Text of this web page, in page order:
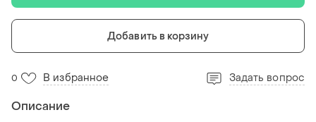
Добавить в корзину
0 В избранное Задать вопрос
Описание